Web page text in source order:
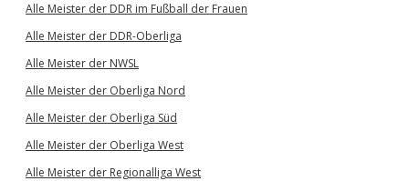
Alle Meister der DDR im Fußball der Frauen
Alle Meister der DDR-Oberliga
Alle Meister der NWSL
Alle Meister der Oberliga Nord
Alle Meister der Oberliga Süd
Alle Meister der Oberliga West
Alle Meister der Regionalliga West